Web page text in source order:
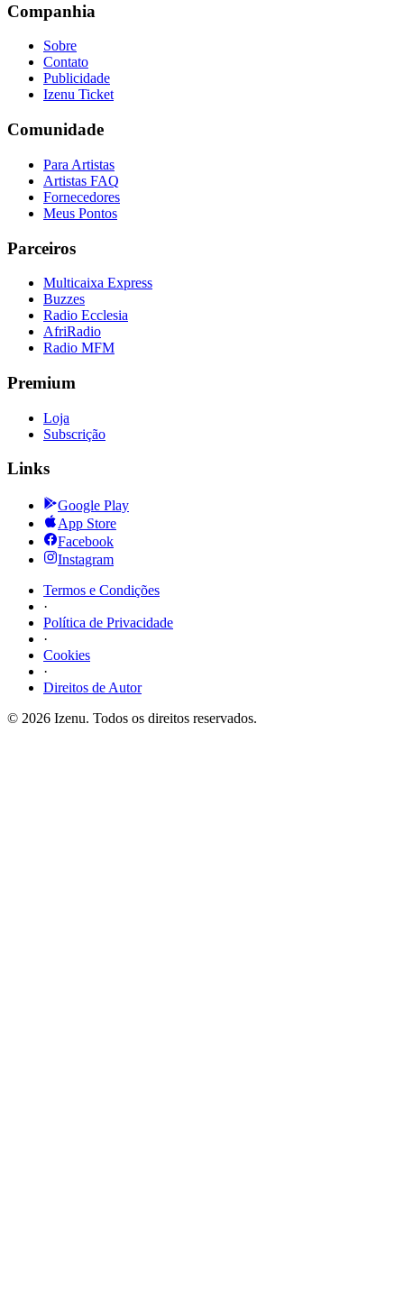
Companhia
Sobre
Contato
Publicidade
Izenu Ticket
Comunidade
Para Artistas
Artistas FAQ
Fornecedores
Meus Pontos
Parceiros
Multicaixa Express
Buzzes
Radio Ecclesia
AfriRadio
Radio MFM
Premium
Loja
Subscrição
Links
Google Play
App Store
Facebook
Instagram
Termos e Condições
·
Política de Privacidade
·
Cookies
·
Direitos de Autor
© 2026 Izenu. Todos os direitos reservados.